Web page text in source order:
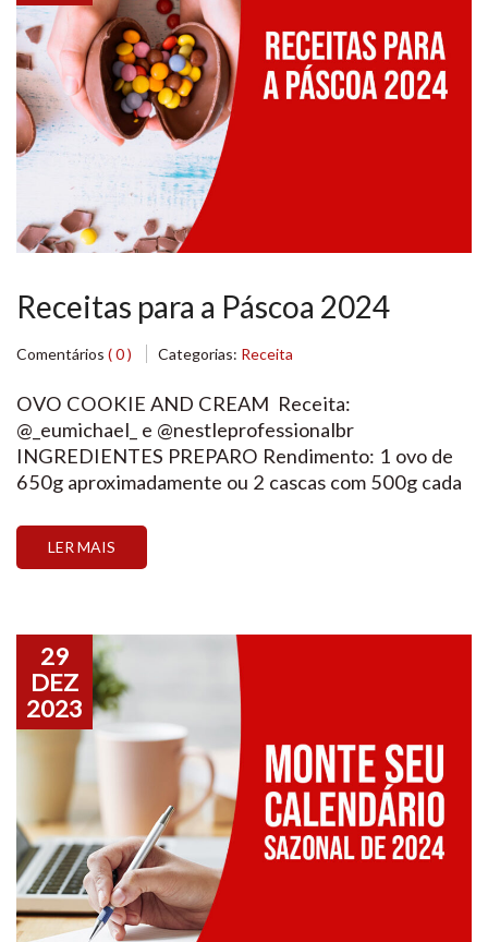
Receitas para a Páscoa 2024
Comentários ( 0 ) Categorias: Receita
OVO COOKIE AND CREAM Receita:
@_eumichael_ e @nestleprofessionalbr
INGREDIENTES PREPARO Rendimento: 1 ovo de
650g aproximadamente ou 2 cascas com 500g cada
Galak com Negresco) Validade: 20 dias OVO DE
COLHER RED VELVET Receita: @callebautbrasil: e
LER MAIS
29
DEZ
2023